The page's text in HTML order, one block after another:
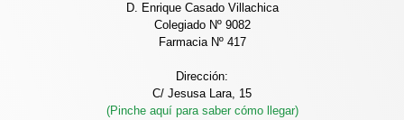
D. Enrique Casado Villachica
Colegiado Nº 9082
Farmacia Nº 417
Dirección:
C/ Jesusa Lara, 15
(Pinche aquí para saber cómo llegar)